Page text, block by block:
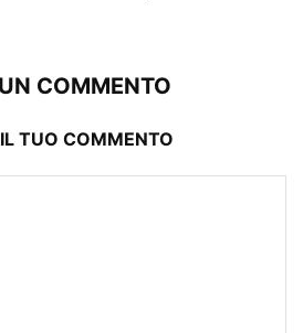
COMMENTO
TUO COMMENTO